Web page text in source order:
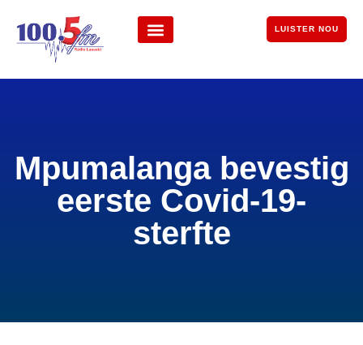
LUISTER NOU
Mpumalanga bevestig
eerste Covid-19-
sterfte